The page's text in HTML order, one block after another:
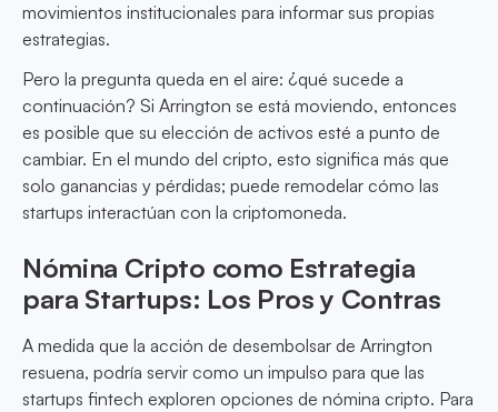
movimientos institucionales para informar sus propias
estrategias.
Pero la pregunta queda en el aire: ¿qué sucede a
continuación? Si Arrington se está moviendo, entonces
es posible que su elección de activos esté a punto de
cambiar. En el mundo del cripto, esto significa más que
solo ganancias y pérdidas; puede remodelar cómo las
startups interactúan con la criptomoneda.
Nómina Cripto como Estrategia
para Startups: Los Pros y Contras
A medida que la acción de desembolsar de Arrington
resuena, podría servir como un impulso para que las
startups fintech exploren opciones de nómina cripto. Para